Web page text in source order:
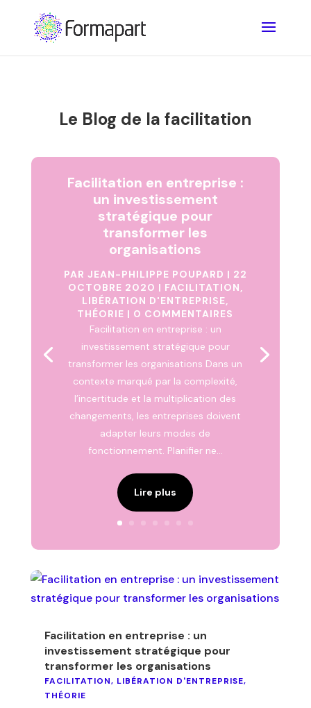
Le Blog de la facilitation
Facilitation en entreprise :
un investissement
stratégique pour
transformer les
organisations
PAR JEAN-PHILIPPE POUPARD | 22
OCTOBRE 2020 | FACILITATION,
LIBÉRATION D'ENTREPRISE,
THÉORIE | 0 COMMENTAIRES
Facilitation en entreprise : un
investissement stratégique pour
transformer les organisations Dans un
contexte marqué par la complexité,
l’incertitude et la multiplication des
changements, les entreprises doivent
adapter leurs modes de
fonctionnement. Planifier ne...
Lire plus
Facilitation en entreprise : un
investissement stratégique pour
transformer les organisations
FACILITATION, LIBÉRATION D'ENTREPRISE,
THÉORIE